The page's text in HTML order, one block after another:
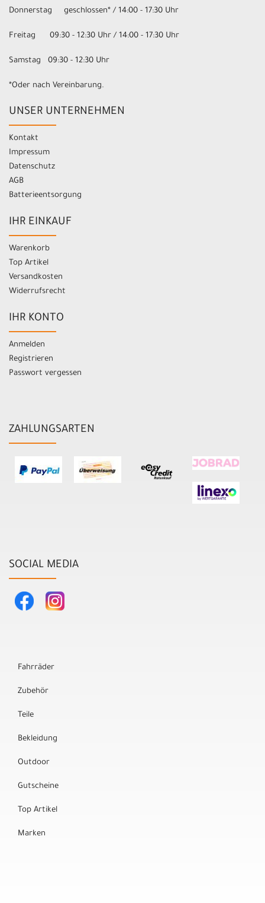
Donnerstag geschlossen* / 14:00 - 17:30 Uhr
Freitag 09:30 - 12:30 Uhr / 14:00 - 17:30 Uhr
Samstag 09:30 - 12:30 Uhr
*Oder nach Vereinbarung.
UNSER UNTERNEHMEN
Kontakt
Impressum
Datenschutz
AGB
Batterieentsorgung
IHR EINKAUF
Warenkorb
Top Artikel
Versandkosten
Widerrufsrecht
IHR KONTO
Anmelden
Registrieren
Passwort vergessen
ZAHLUNGSARTEN
SOCIAL MEDIA
Fahrräder
Zubehör
Teile
Bekleidung
Outdoor
Gutscheine
Top Artikel
Marken